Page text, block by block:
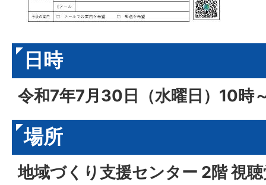
日時
令和7年7月30日（水曜日）10時
場所
地域づくり支援センター 2階 視